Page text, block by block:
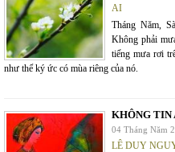
AI
Tháng Năm,
Không phải
tiếng mưa rơi
như thể ký ức có mùa riêng của nó.
KHÔNG TIN
04 Tháng Năm
LÊ DUY